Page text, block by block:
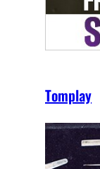
Tomplay